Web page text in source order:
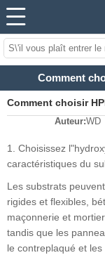
Comment
Comment choisir
Auteur:WD
1. Choisissez
caractéristiques du
Les substrats
rigides et flexibles,
maçonnerie et
tandis que les
le contreplaqué et